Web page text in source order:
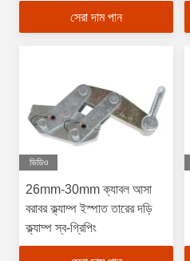
সেরা দাম পান
ভিডিও
26mm-30mm ক্যাবল আসা
বরাবর ক্ল্যাম্প ইস্পাত তারের দড়ি
ক্ল্যাম্প স্ব-গ্রিপিং